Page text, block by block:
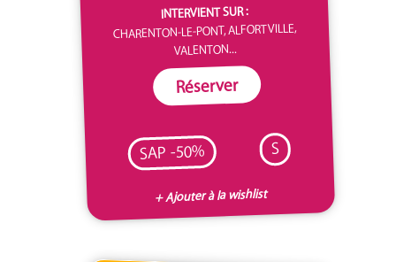
INTERVIENT SUR :
CHARENTON-LE-PONT, ALFORTVILLE,
VALENTON...
Réserver
SAP -50% S
+ Ajouter à la wishlist